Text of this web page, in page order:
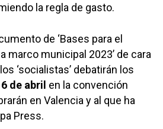
la regla de gasto.
de ‘Bases para el
marco municipal 2023’ de cara
‘socialistas’ debatirán los
de abril en la convención
en Valencia y al que ha
Press.